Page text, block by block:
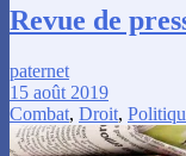
Revue de
paternet
15 août 2019
Combat, Droit,